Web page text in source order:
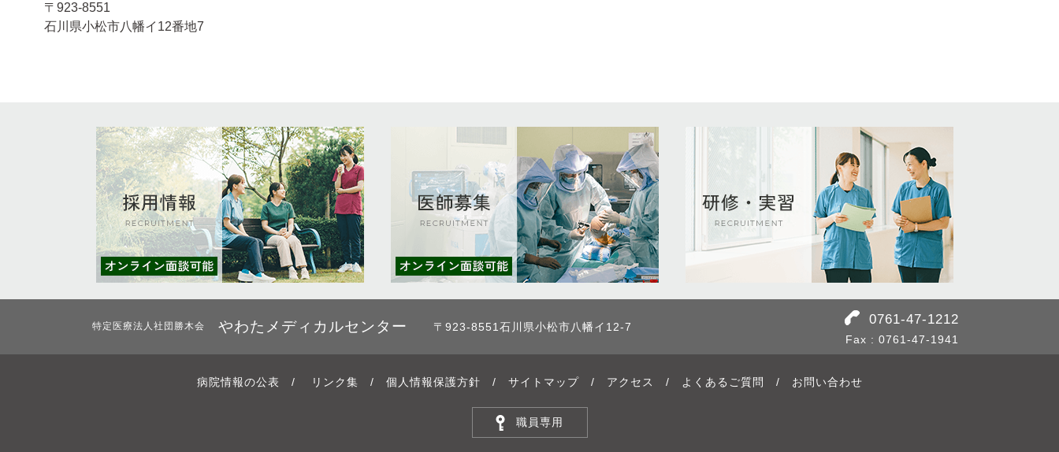
〒923-8551
石川県小松市八幡イ12番地7
特定医療法人社団勝木会 やわたメディカルセンター 〒923-8551石川県小松市八幡イ12-7 0761-47-1212
Fax : 0761-47-1941
病院情報の公表 / リンク集 / 個人情報保護方針 / サイトマップ/ アクセス / よくあるご質問 / お問い合わせ
職員専用